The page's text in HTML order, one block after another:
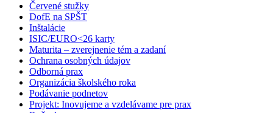
Červené stužky
DofE na SPŠT
Inštalácie
ISIC/EURO<26 karty
Maturita – zverejnenie tém a zadaní
Ochrana osobných údajov
Odborná prax
Organizácia školského roka
Podávanie podnetov
Projekt: Inovujeme a vzdelávame pre prax